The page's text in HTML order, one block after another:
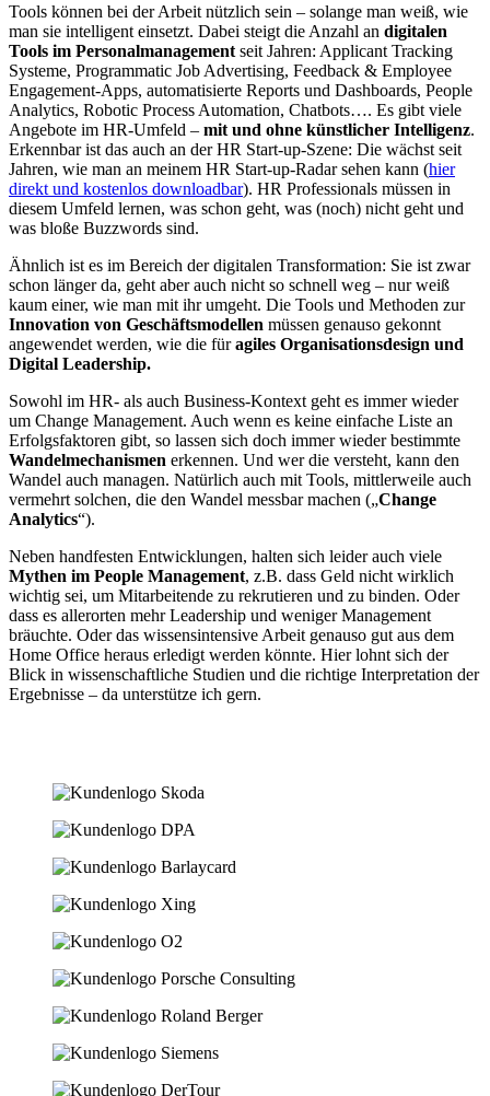
Tools können bei der Arbeit nützlich sein – solange man weiß, wie
man sie intelligent einsetzt. Dabei steigt die Anzahl an digitalen
Tools im Personalmanagement seit Jahren: Applicant Tracking
Systeme, Programmatic Job Advertising, Feedback & Employee
Engagement-Apps, automatisierte Reports und Dashboards, People
Analytics, Robotic Process Automation, Chatbots…. Es gibt viele
Angebote im HR-Umfeld – mit und ohne künstlicher Intelligenz.
Erkennbar ist das auch an der HR Start-up-Szene: Die wächst seit
Jahren, wie man an meinem HR Start-up-Radar sehen kann (hier
direkt und kostenlos downloadbar). HR Professionals müssen in
diesem Umfeld lernen, was schon geht, was (noch) nicht geht und
was bloße Buzzwords sind.
Ähnlich ist es im Bereich der digitalen Transformation: Sie ist zwar
schon länger da, geht aber auch nicht so schnell weg – nur weiß
kaum einer, wie man mit ihr umgeht. Die Tools und Methoden zur
Innovation von Geschäftsmodellen müssen genauso gekonnt
angewendet werden, wie die füragiles Organisationsdesign und
Digital Leadership.
Sowohl im HR- als auch Business-Kontext geht es immer wieder
um Change Management. Auch wenn es keine einfache Liste an
Erfolgsfaktoren gibt, so lassen sich doch immer wieder bestimmte
Wandelmechanismen erkennen. Und wer die versteht, kann den
Wandel auch managen. Natürlich auch mit Tools, mittlerweile auch
vermehrt solchen, die den Wandel messbar machen („Change
Analytics“).
Neben handfesten Entwicklungen, halten sich leider auch viele
Mythen im People Management, z.B. dass Geld nicht wirklich
wichtig sei, um Mitarbeitende zu rekrutieren und zu binden. Oder
dass es allerorten mehr Leadership und weniger Management
bräuchte. Oder das wissensintensive Arbeit genauso gut aus dem
Home Office heraus erledigt werden könnte. Hier lohnt sich der
Blick in wissenschaftliche Studien und die richtige Interpretation der
Ergebnisse – da unterstütze ich gern.